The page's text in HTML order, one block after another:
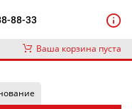
88-33
Ваша корзина пуста